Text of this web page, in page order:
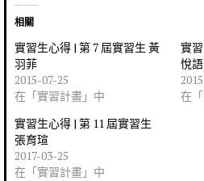
相關
實習生心得 | 第 7 屆實習生 黃
羽菲
2015-07-25
在「實習計畫」中
實
悅語
在
實習生心得 | 第 11 屆實習生
張育瑄
2017-03-25
在「實習計畫」中